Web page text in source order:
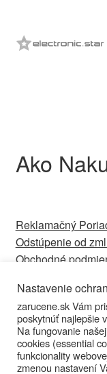
Ako
Reklamačný
Odstúpenie od
Obchodné
Kontakt
Nastavenie
zarucene.sk Vám
poskytnúť najlepšie
Na fungovanie
cookies (essential
funkcionality
zmenou nastavení